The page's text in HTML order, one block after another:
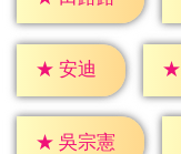
★ 安迪 ★
★ 吳宗憲